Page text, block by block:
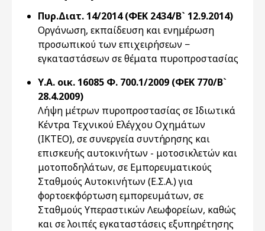
Πυρ.Διατ. 14/2014 (ΦΕΚ 2434/Β` 12.9.2014)
Οργάνωση, εκπαίδευση και ενημέρωση
προσωπικού των επιχειρήσεων −
εγκαταστάσεων σε θέματα πυροπροστασίας
Υ.Α. οικ. 16085 Φ. 700.1/2009 (ΦΕΚ 770/Β`
28.4.2009)
Λήψη μέτρων πυροπροστασίας σε Ιδιωτικά
Κέντρα Τεχνικού Ελέγχου Οχημάτων
(ΙΚΤΕΟ), σε συνεργεία συντήρησης και
επισκευής αυτοκινήτων - μοτοσικλετών και
μοτοποδηλάτων, σε Εμπορευματικούς
Σταθμούς Αυτοκινήτων (Ε.Σ.Α.) για
φορτοεκφόρτωση εμπορευμάτων, σε
Σταθμούς Υπεραστικών Λεωφορείων, καθώς
και σε λοιπές εγκαταστάσεις εξυπηρέτησης